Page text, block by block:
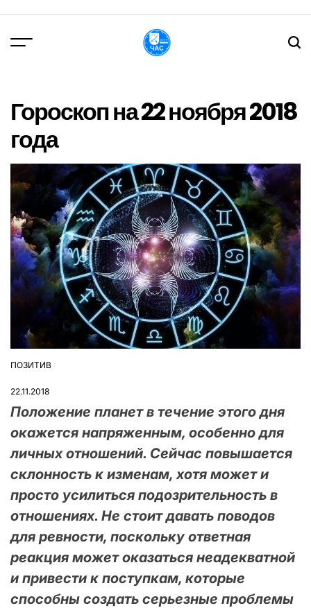
вмісту
Гороскоп на 22 ноября 2018
года
ОПУБЛІКУВАТИ
ПОЗИТИВ
22.11.2018
Положение планет в течение этого дня
окажется напряженным, особенно для
личных отношений. Сейчас повышается
склонность к изменам, хотя может и
просто усилиться подозрительность в
отношениях. Не стоит давать поводов
для ревности, поскольку ответная
реакция может оказаться неадекватной
и привести к поступкам, которые
способны создать серьезные проблемы